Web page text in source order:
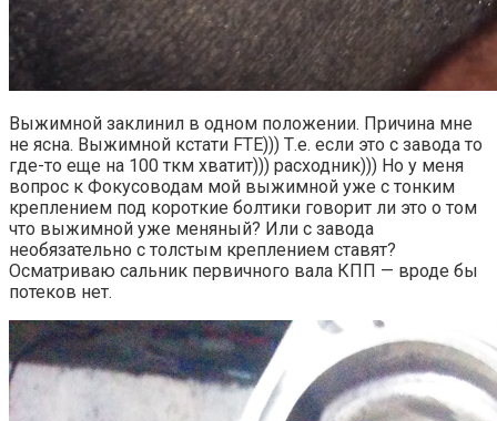
Выжимной заклинил в одном положении. Причина мне
не ясна. Выжимной кстати FTE))) Т.е. если это с завода то
где-то еще на 100 ткм хватит))) расходник))) Но у меня
вопрос к Фокусоводам мой выжимной уже с тонким
креплением под короткие болтики говорит ли это о том
что выжимной уже меняный? Или с завода
необязательно с толстым креплением ставят?
Осматриваю сальник первичного вала КПП — вроде бы
потеков нет.